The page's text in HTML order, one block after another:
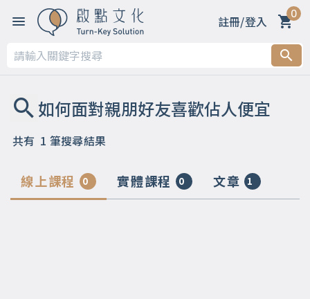
註冊/登入 0
共有 1 筆搜尋結果
線上課程 0 實體課程 0 文章 1